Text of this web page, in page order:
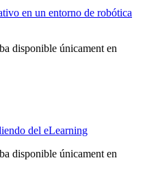
en un entorno de robótica
disponible únicament en
del eLearning
disponible únicament en